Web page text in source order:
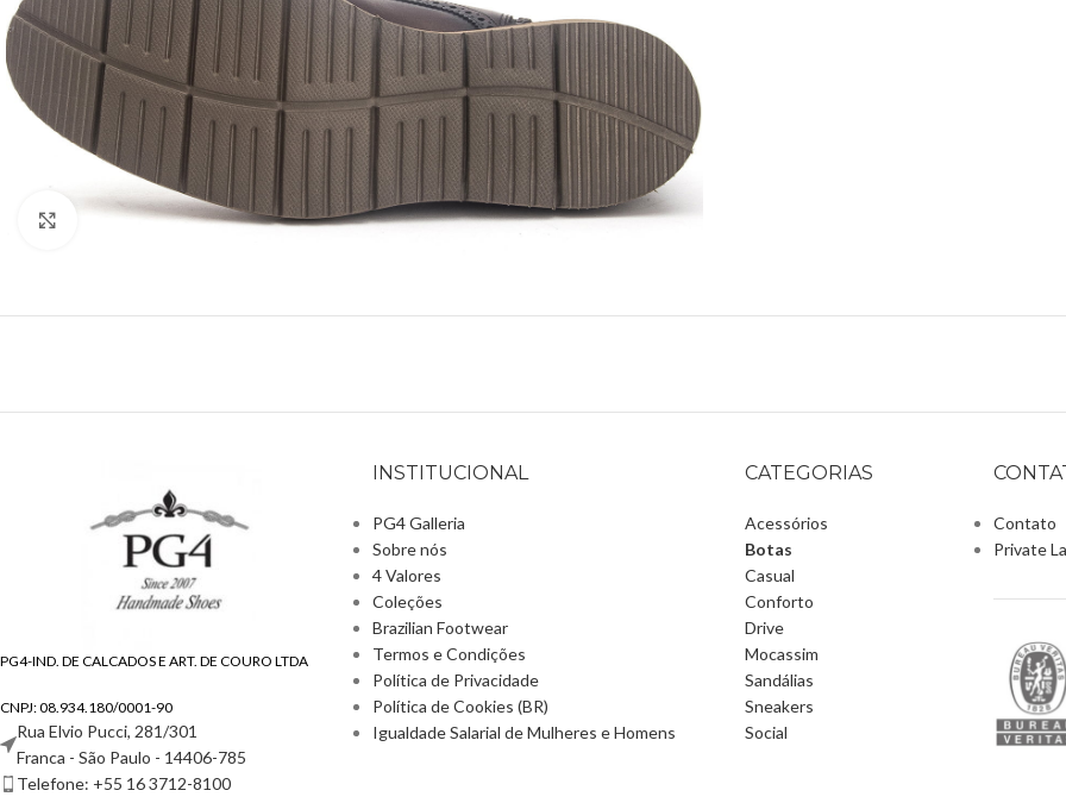
Clique para ampliar
PG4-IND. DE CALCADOS E ART. DE COURO LTDA
CNPJ: 08.934.180/0001-90
Rua Elvio Pucci, 281/301
Franca - São Paulo - 14406-785
Telefone: +55 16 3712-8100
INSTITUCIONAL
PG4 Galleria
Sobre nós
4 Valores
Coleções
Brazilian Footwear
Termos e Condições
Política de Privacidade
Política de Cookies (BR)
Igualdade Salarial de Mulheres e Homens
CATEGORIAS
Acessórios
Botas
Casual
Conforto
Drive
Mocassim
Sandálias
Sneakers
Social
Contato
Private